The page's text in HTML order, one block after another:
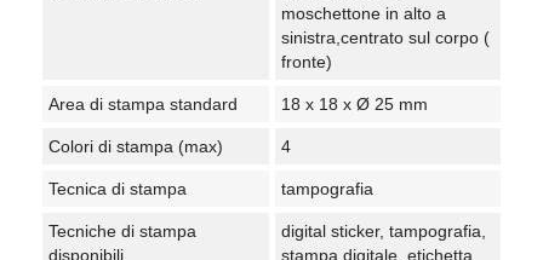
moschettone in alto a
sinistra,centrato sul corpo (
fronte)
Area di stampa standard 18 x 18 x Ø 25 mm
Colori di stampa (max) 4
Tecnica di stampa tampografia
Tecniche di stampa
disponibili
digital sticker, tampografia,
stampa digitale, etichetta